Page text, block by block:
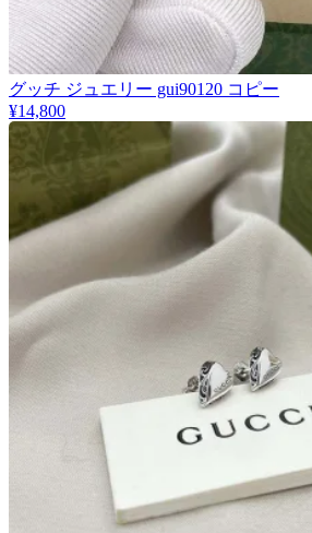
グッチ ジュエリー gui90120 コピー
¥14,800